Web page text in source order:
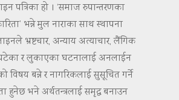
पत्रिका हो । ‘समाज रुपान्तरणका
भन्ने मुल नाराका साथ स्थापना
भ्रष्टचार, अन्याय अत्याचार, लैंगिक
र लुकाएका घटनालाई अनलाईन
विषय बन्ने र नागरिकलाई सुसूचित गर्ने
हुनेछ भने अर्थतन्त्रलाई समृद्ध बनाउन